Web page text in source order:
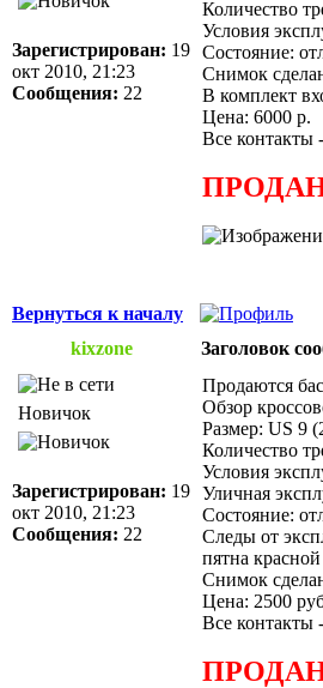
Зарегистрирован: 19
окт 2010, 21:23
Сообщения: 22
Количество
Условия
Состояние:
Снимок
В комплект
Цена: 6000 р.
Все контакты
Вернуться к началу
kixzone
Заголовок
Новичок
Зарегистрирован: 19
окт 2010, 21:23
Сообщения: 22
Продаются
Обзор
Размер: US 9
Количество
Условия
Уличная
Состояние:
Следы от
пятна
Снимок
Цена: 2500
Все контакты